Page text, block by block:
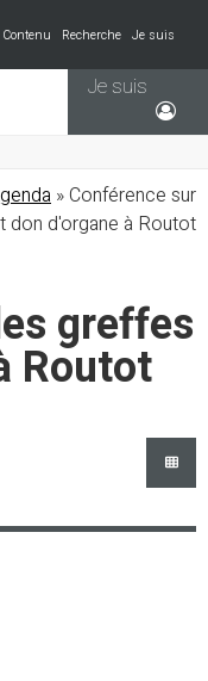
Contenu Recherche
Je suis
Je suis
» Conférence sur
don d'organe à Routot
greffes
Routot